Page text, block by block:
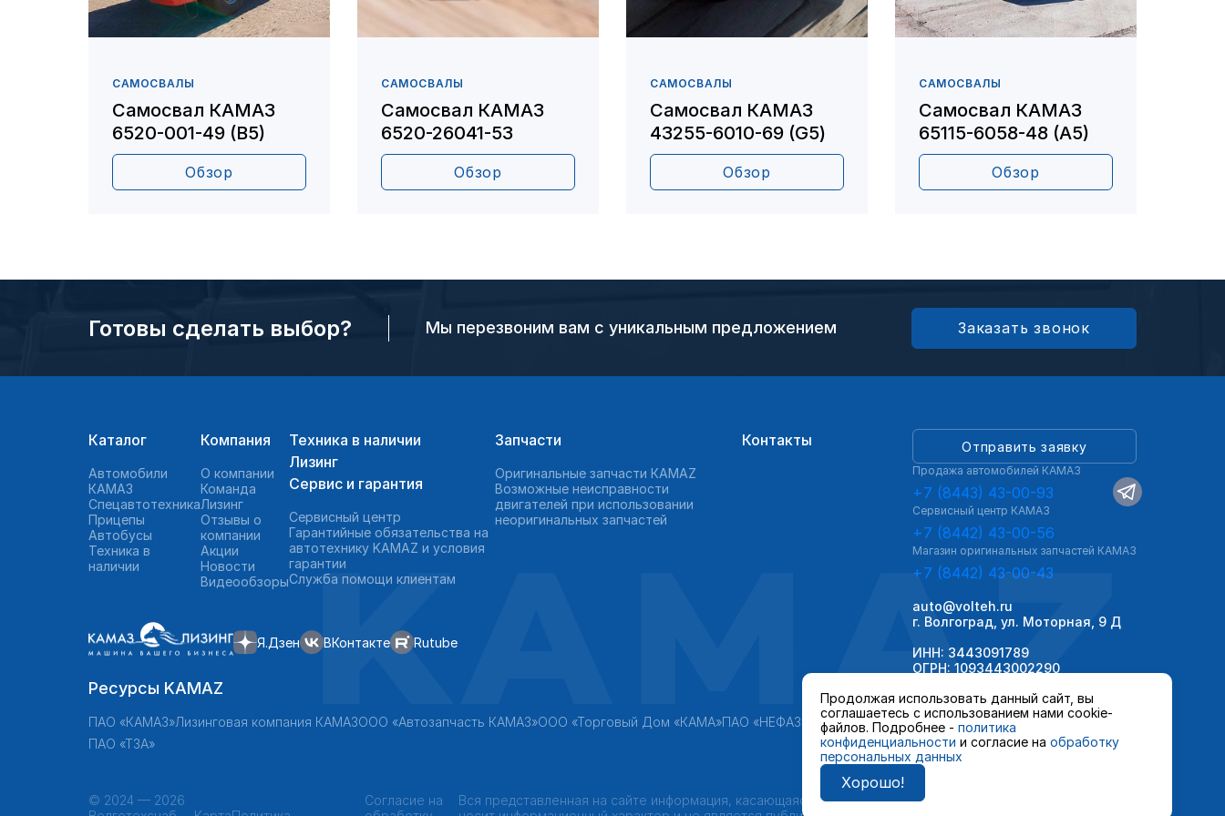
САМОСВАЛЫ
Самосвал КАМАЗ
6520-001-49 (В5)
Обзор
САМОСВАЛЫ
Самосвал КАМАЗ
6520-26041-53
Обзор
САМОСВАЛЫ
Самосвал КАМАЗ
43255-6010-69 (G5)
Обзор
САМОСВАЛЫ
Самосвал КАМАЗ
65115-6058-48 (А5)
Обзор
Готовы сделать выбор? Мы перезвоним вам с уникальным предложением Заказать звонок
Продолжая использовать данный сайт, вы
соглашаетесь с использованием нами cookie-
файлов. Подробнее - политика
конфиденциальности и согласие на обработку
персональных данных
Хорошо!
Каталог
Автомобили
КАМАЗ
Спецавтотехника
Прицепы
Автобусы
Техника в
наличии
Компания
О компании
Команда
Лизинг
Отзывы о
компании
Акции
Новости
Видеообзоры
Техника в наличии
Лизинг
Сервис и гарантия
Сервисный центр
Гарантийные обязательства на
автотехнику KAMAZ и условия
гарантии
Служба помощи клиентам
Запчасти
Оригинальные запчасти КAMAZ
Возможные неисправности
двигателей при использовании
неоригинальных запчастей
Контакты
Я.Дзен ВКонтакте Rutube
Отправить заявку
Продажа автомобилей КАМАЗ
+7 (8443) 43-00-93
Сервисный центр КАМАЗ
+7 (8442) 43-00-56
Магазин оригинальных запчастей КАМАЗ
+7 (8442) 43-00-43
auto@volteh.ru
г. Волгоград, ул. Моторная, 9 Д
ИНН: 3443091789
ОГРН: 1093443002290
Ресурсы KAMAZ
ПАО «КАМАЗ»Лизинговая компания КАМАЗООО «Автозапчасть КАМАЗ»ООО «Торговый Дом «КАМА»ПАО «НЕФАЗ»
ПАО «ТЗА»
KAMAZ
© 2024 — 2026
Согласие на
Вся представленная на сайте информация, касающаяся автомобилей и сервисного обслуживания,